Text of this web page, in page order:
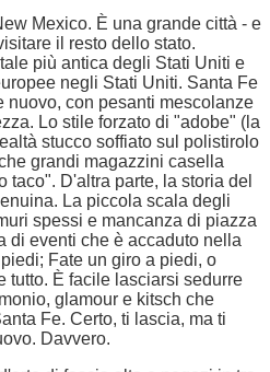
Mexico. È una grande città - e
il resto dello stato.
più antica degli Stati Uniti e
negli Stati Uniti. Santa Fe
nuovo, con pesanti mescolanze
Lo stile forzato di "adobe" (la
stucco soffiato sul polistirolo
grandi magazzini casella
taco". D'altra parte, la storia del
La piccola scala degli
spessi e mancanza di piazza
di eventi che è accaduto nella
Fate un giro a piedi, o
tutto. È facile lasciarsi sedurre
glamour e kitsch che
Fe. Certo, ti lascia, ma ti
Davvero.